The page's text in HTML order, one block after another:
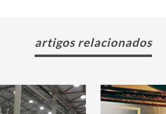
artigos relacionados